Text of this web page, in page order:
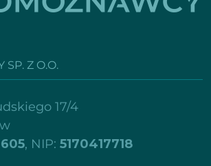
SP. Z O.O.
17/4
, NIP: 5170417718